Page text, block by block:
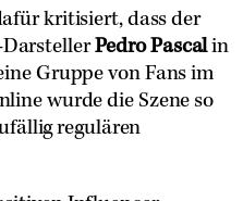
kritisiert, dass der
Pedro Pascalin
Gruppe von Fans im
wurde die Szene so
regulären